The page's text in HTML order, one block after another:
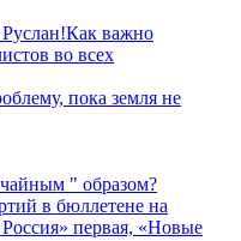
важно
во всех
пока земля не
" образом?
в бюллетене на
первая, «Новые